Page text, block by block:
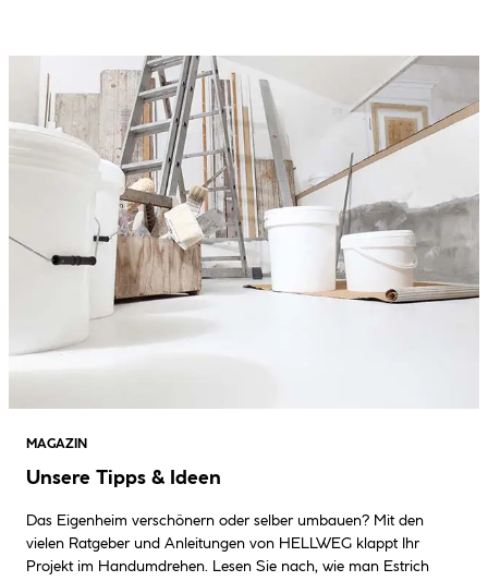
MAGAZIN
Unsere Tipps & Ideen
Das Eigenheim verschönern oder selber umbauen? Mit den
vielen Ratgeber und Anleitungen von HELLWEG klappt Ihr
Projekt im Handumdrehen. Lesen Sie nach, wie man Estrich